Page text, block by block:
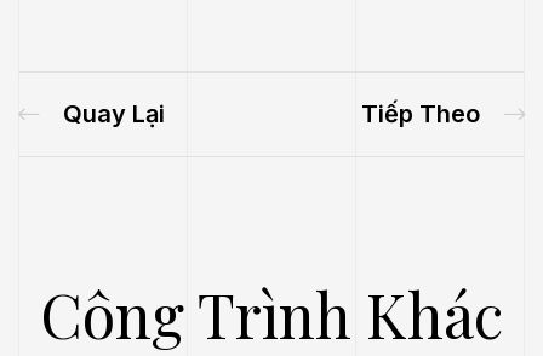
Quay Lại Tiếp Theo
Công Trình Khác